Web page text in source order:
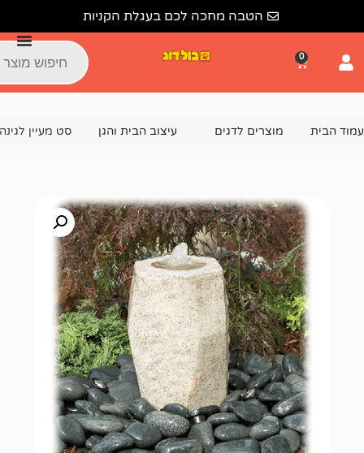
הטבה מחכה לכם בעגלת הקניות
לדגים עיצוב הבית והגן סט מעיין לגינה